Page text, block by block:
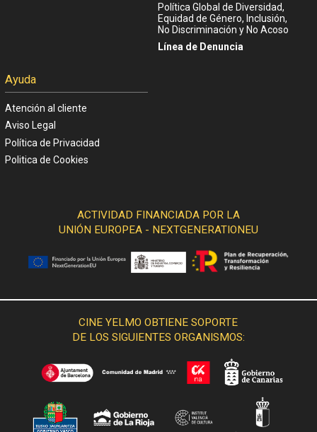
Política Global de Diversidad,
Equidad de Género, Inclusión,
No Discriminación y No Acoso
Línea de Denuncia
Ayuda
Atención al cliente
Aviso Legal
Política de Privacidad
Politica de Cookies
ACTIVIDAD FINANCIADA POR LA
UNIÓN EUROPEA - NEXTGENERATIONEU
CINE YELMO OBTIENE SOPORTE
DE LOS SIGUIENTES ORGANISMOS: